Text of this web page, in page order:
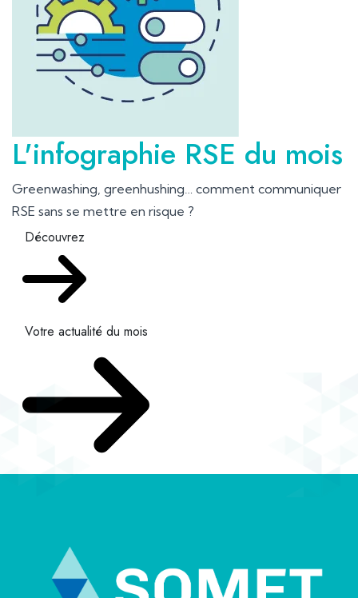
L'infographie RSE du mois
Greenwashing, greenhushing… comment communiquer
RSE sans se mettre en risque ?
Découvrez
Votre actualité du mois